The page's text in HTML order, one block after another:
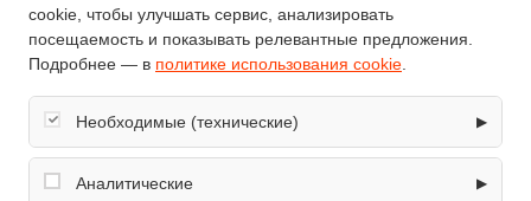
Материал корпуса
металл/стекло
Режимы работы
отвод / циркуляция
Периметриальное
всасывание
есть
Максимальный уровень
шума (дБ)
cookie, чтобы улучшать сервис, анализировать
посещаемость и показывать релевантные предложения.
Подробнее — в политике использования cookie
Необходимые (технические) ▶
Обеспечивают корректную работу сайта: оформление
заказа, корзина, вход в личный кабинет. Без них основные
Аналитические ▶